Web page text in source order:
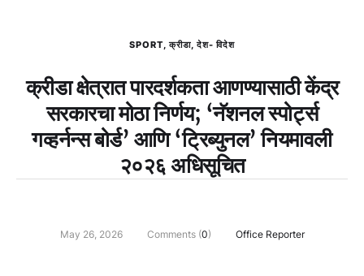
SPORT,क्रीडा,देश- विदेश
क्रीडा क्षेत्रात पारदर्शकता आणण्यासाठी केंद्र
सरकारचा मोठा निर्णय; ‘नॅशनल स्पोर्ट्स
गव्हर्नन्स बोर्ड’ आणि ‘ट्रिब्युनल’ नियमावली
२०२६ अधिसूचित
May 26, 2026 Comments (0) Office Reporter